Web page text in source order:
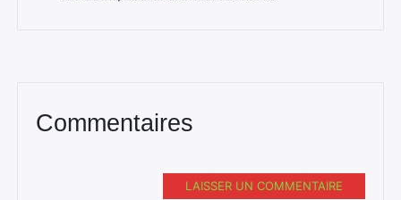
Commentaires
LAISSER UN COMMENTAIRE